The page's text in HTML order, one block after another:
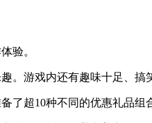
验。
游戏内还有趣味十足、搞
超10种不同的优惠礼品组